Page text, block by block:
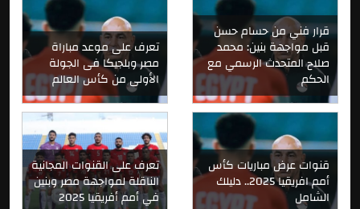
تعرف على موعد مباراة
مصر وبلجيكا فى الجولة
الأولى من كأس العالم
قرار فني من حسام حسن
قبل مواجهة بنين: محمد
صلاح المتحدث الرسمي مع
الحكم
تعرف على القنوات المجانية
الناقلة لمواجهة مصر وبنين
في أمم أفريقيا 2025
قنوات عرض مباريات كأس
أمم افريقيا 2025.. دليلك
الشامل